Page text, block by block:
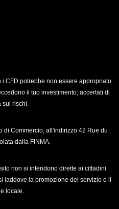
i CFD potrebbe non essere appropriato
il tuo investimento; accertati di
sui rischi.
di Commercio, all'indirizzo 42 Rue du
dalla FINMA.
non si intendono dirette ai cittadini
laddove la promozione del servizio o il
locale.